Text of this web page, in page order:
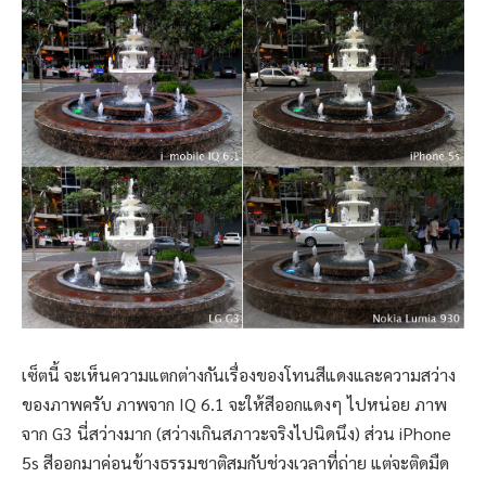
เซ็ตนี้ จะเห็นความแตกต่างกันเรื่องของโทนสีแดงและความสว่าง
ของภาพครับ ภาพจาก IQ 6.1 จะให้สีออกแดงๆ ไปหน่อย ภาพ
จาก G3 นี่สว่างมาก (สว่างเกินสภาวะจริงไปนิดนึง) ส่วน iPhone
5s สีออกมาค่อนข้างธรรมชาติสมกับช่วงเวลาที่ถ่าย แต่จะติดมืด